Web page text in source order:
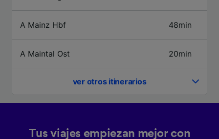
A Mainz Hbf 48min
A Maintal Ost 20min
ver otros itinerarios
Tus viajes empiezan mejor con
tratamos los datos para proporcionar:
Utilizar datos de localización geográfica
precisa. Analizar activamente las
identificación. Almacenar la información en un
dispositivo y/o acceder a ella. Publicidad y
audiencia y desarrollo de servicios.